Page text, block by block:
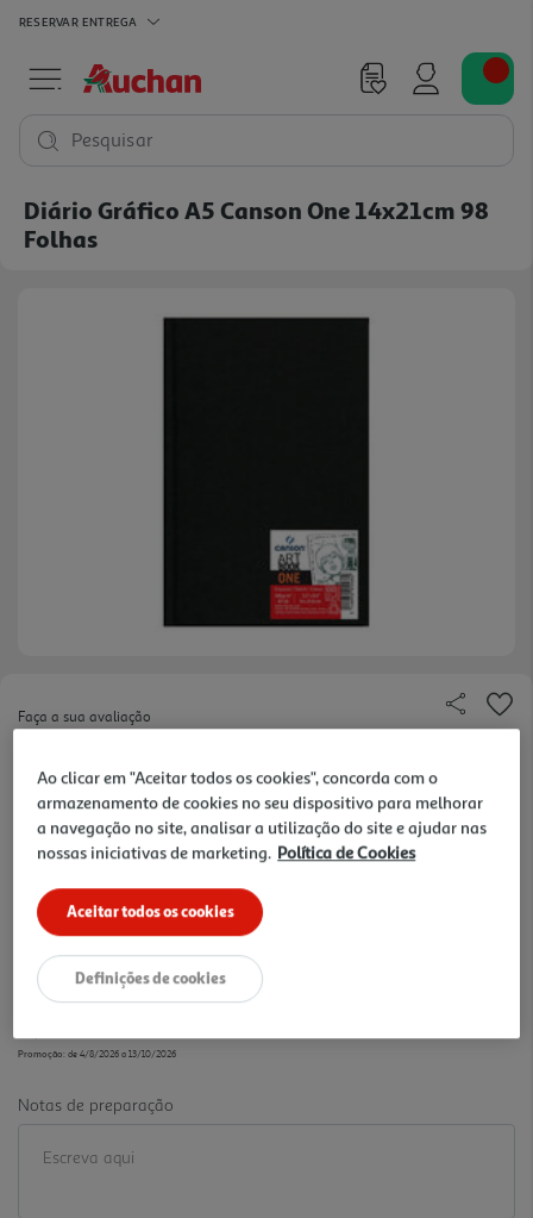
RESERVAR ENTREGA
Pesquisar
Diário Gráfico A5 Canson One 14x21cm 98
Folhas
Faça a sua avaliação
Este Art Book® de preço atractivo, é um
companheiro indispensável para o dia a dia. Papel
de desenho Canson® de 100 g/m². Capa preta
ver
7.49 €/un
-20%
Price reduced from
9,39 €
Promoção: de 4/8/2026 a 13/10/2026
Notas de preparação
Ao clicar em "Aceitar todos os cookies", concorda com o
armazenamento de cookies no seu dispositivo para melhorar
a navegação no site, analisar a utilização do site e ajudar nas
nossas iniciativas de marketing. Política de Cookies
Aceitar todos os cookies
Definições de cookies